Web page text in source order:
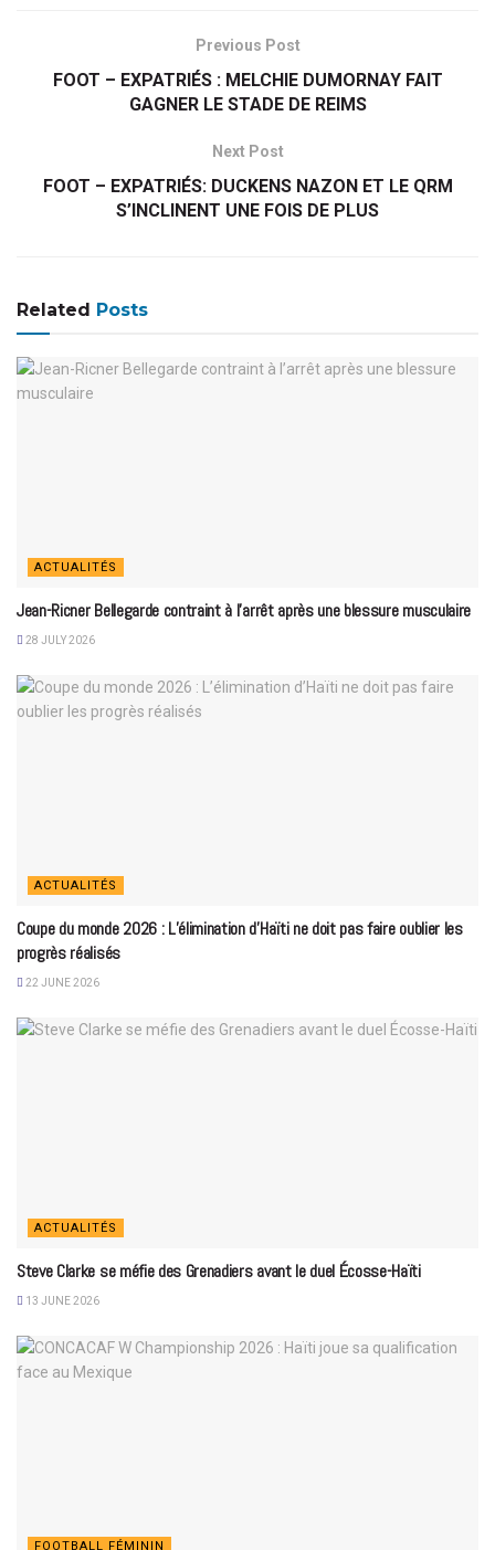
Previous Post
FOOT – EXPATRIÉS : MELCHIE DUMORNAY FAIT
GAGNER LE STADE DE REIMS
Next Post
FOOT – EXPATRIÉS: DUCKENS NAZON ET LE QRM
S’INCLINENT UNE FOIS DE PLUS
Related Posts
ACTUALITÉS
Jean-Ricner Bellegarde contraint à l’arrêt après une blessure musculaire
28 JULY 2026
ACTUALITÉS
Coupe du monde 2026 : L’élimination d’Haïti ne doit pas faire oublier les
progrès réalisés
22 JUNE 2026
ACTUALITÉS
Steve Clarke se méfie des Grenadiers avant le duel Écosse-Haïti
13 JUNE 2026
FOOTBALL FÉMININ